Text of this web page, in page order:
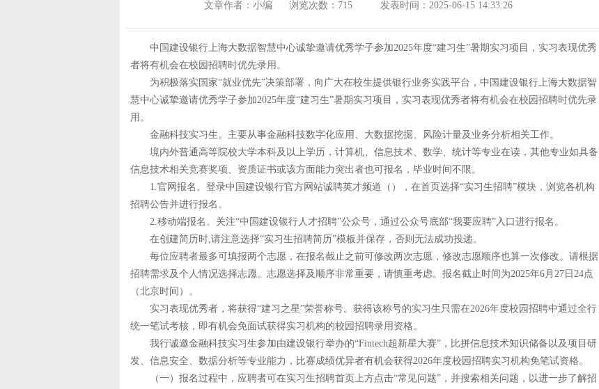
文章作者：小编 浏览次数： 715 发表时间：2025-06-15 14:33:26
中国建设银行上海大数据智慧中心诚挚邀请优秀学子参加2025年度“建习生”暑期实习项目，实习表现优秀
者将有机会在校园招聘时优先录用。
为积极落实国家“就业优先”决策部署，向广大在校生提供银行业务实践平台，中国建设银行上海大数据智
慧中心诚挚邀请优秀学子参加2025年度“建习生”暑期实习项目，实习表现优秀者将有机会在校园招聘时优先录
用。
金融科技实习生。主要从事金融科技数字化应用、大数据挖掘、风险计量及业务分析相关工作。
境内外普通高等院校大学本科及以上学历，计算机、信息技术、数学、统计等专业在读，其他专业如具备
信息技术相关竞赛奖项、资质证书或该方面能力突出者也可报名，毕业时间不限。
1.官网报名。登录中国建设银行官方网站诚聘英才频道（），在首页选择“实习生招聘”模块，浏览各机构
招聘公告并进行报名。
2.移动端报名。关注“中国建设银行人才招聘”公众号，通过公众号底部“我要应聘”入口进行报名。
在创建简历时,请注意选择“实习生招聘简历”模板并保存，否则无法成功投递。
每位应聘者最多可填报两个志愿，在报名截止之前可修改两次志愿，修改志愿顺序也算一次修改。请根据
招聘需求及个人情况选择志愿。志愿选择及顺序非常重要，请慎重考虑。报名截止时间为2025年6月27日24点
（北京时间）。
实习表现优秀者，将获得“建习之星”荣誉称号。获得该称号的实习生只需在2026年度校园招聘中通过全行
统一笔试考核，即有机会免面试获得实习机构的校园招聘录用资格。
我行诚邀金融科技实习生参加由建设银行举办的“Fintech超新星大赛”，比拼信息技术知识储备以及项目研
发、信息安全、数据分析等专业能力，比赛成绩优异者有机会获得2026年度校园招聘实习机构免笔试资格。
（一）报名过程中，应聘者可在实习生招聘首页上方点击“常见问题”，并搜索相关问题，以进一步了解招